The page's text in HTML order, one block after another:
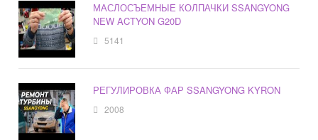
МАСЛОСЪЕМНЫЕ КОЛПАЧКИ SSANGYONG
NEW ACTYON G20D
5141
РЕГУЛИРОВКА ФАР SSANGYONG KYRON
2008